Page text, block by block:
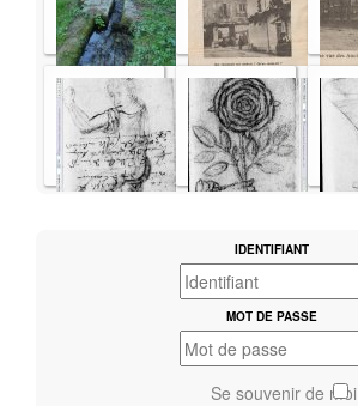
IDENTIFIANT
MOT DE PASSE
Se souvenir de moi